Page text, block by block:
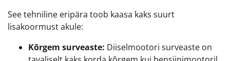
See tehniline eripära toob kaasa kaks suurt
lisakoormust akule:
Kõrgem surveaste: Diiselmootori surveaste on